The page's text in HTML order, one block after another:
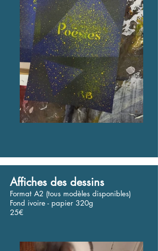
Affiches des dessins
Format A2 (tous modèles disponibles)
Fond ivoire - papier 320g
25€